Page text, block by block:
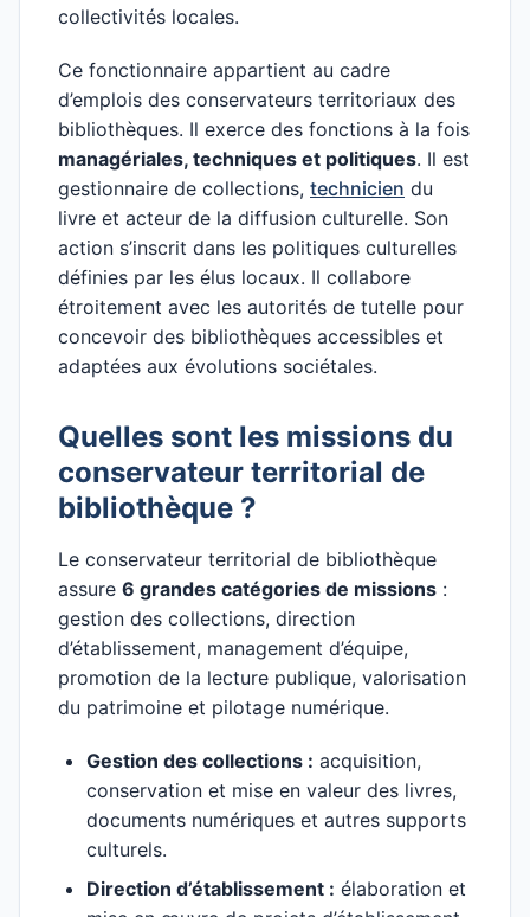
collectivités locales.
Ce fonctionnaire appartient au cadre
d’emplois des conservateurs territoriaux des
bibliothèques. Il exerce des fonctions à la fois
managériales, techniques et politiques. Il est
gestionnaire de collections, technicien du
livre et acteur de la diffusion culturelle. Son
action s’inscrit dans les politiques culturelles
définies par les élus locaux. Il collabore
étroitement avec les autorités de tutelle pour
concevoir des bibliothèques accessibles et
adaptées aux évolutions sociétales.
Quelles sont les missions du
conservateur territorial de
bibliothèque ?
Le conservateur territorial de bibliothèque
assure 6 grandes catégories de missions :
gestion des collections, direction
d’établissement, management d’équipe,
promotion de la lecture publique, valorisation
du patrimoine et pilotage numérique.
Gestion des collections : acquisition,
conservation et mise en valeur des livres,
documents numériques et autres supports
culturels.
Direction d’établissement : élaboration et